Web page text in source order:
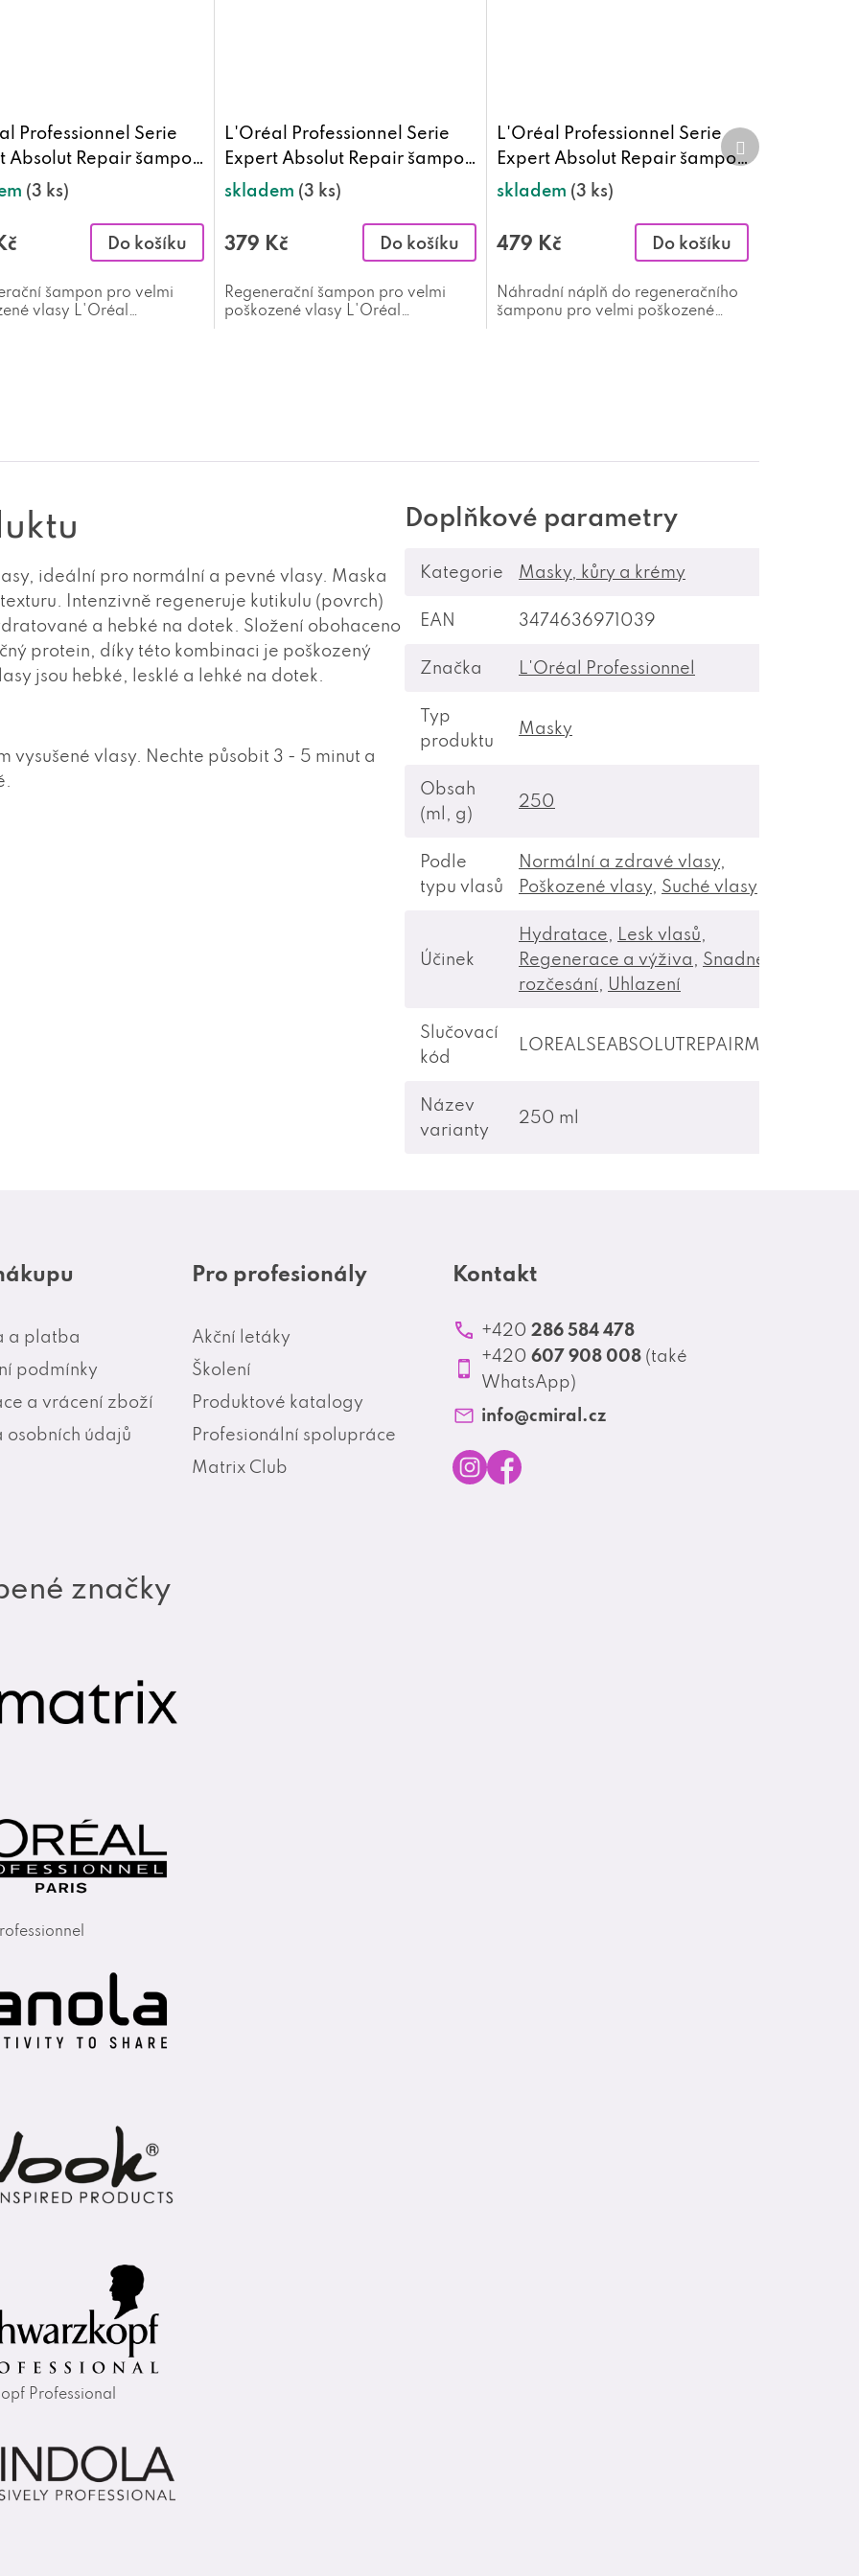
Professionnel Serie
Absolut Repair šampon
(3 ks)
Do košíku
šampon pro velmi
vlasy L'Oréal
L'Oréal Professionnel Serie
Expert Absolut Repair šampon
300 ml
skladem (3 ks)
379 Kč Do košíku
Regenerační šampon pro velmi
poškozené vlasy L'Oréal
L'Oréal Professionnel Serie
Expert Absolut Repair šampon
500 ml náhradní náplň
skladem (3 ks)
479 Kč Do košíku
Náhradní náplň do regeneračního
šamponu pro velmi poškozené
Další
produkt
ideální pro normální a pevné vlasy. Maska
Intenzivně regeneruje kutikulu (povrch)
a hebké na dotek. Složení obohaceno
protein, díky této kombinaci je poškozený
jsou hebké, lesklé a lehké na dotek.
vysušené vlasy. Nechte působit 3 - 5 minut a
Doplňkové parametry
Kategorie Masky, kůry a krémy
EAN 3474636971039
Značka L'Oréal Professionnel
Typ
produktu
Masky
Obsah
(ml, g)
250
Podle
typu vlasů
Normální a zdravé vlasy,
Poškozené vlasy, Suché vlasy
Účinek
Hydratace, Lesk vlasů,
Regenerace a výživa, Snadné
rozčesání, Uhlazení
Slučovací
kód
LOREALSEABSOLUTREPAIRMASKA
Název
varianty
250 ml
a platba
podmínky
a vrácení zboží
osobních údajů
Pro profesionály
Akční letáky
Školení
Produktové katalogy
Profesionální spolupráce
Matrix Club
Kontakt
+420 286 584 478
+420 607 908 008 (také
WhatsApp)
info@cmiral.cz
značky
Professional